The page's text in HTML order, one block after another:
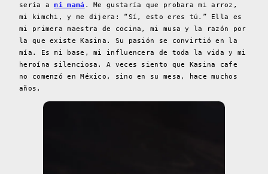
sería ami mamá . Me gustaría que probara mi arroz,
mi kimchi, y me dijera: “Sí, esto eres tú.” Ella es
mi primera maestra de cocina, mi musa y la razón por
la que existe Kasina. Su pasión se convirtió en la
mía. Es mi base, mi influencera de toda la vida y mi
heroína silenciosa. A veces siento que Kasina cafe
no comenzó en México, sino en su mesa, hace muchos
años.